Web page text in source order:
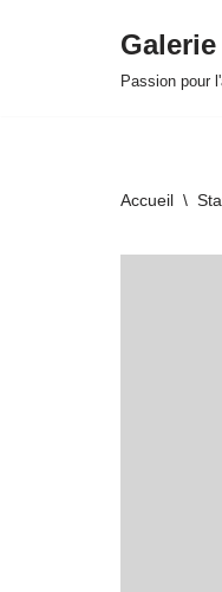
Passion pour
Accueil \